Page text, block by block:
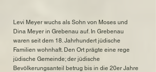
Levi Meyer wuchs als Sohn von Moses und
Dina Meyer in Grebenau auf. In Grebenau
waren seit dem 18. Jahrhundert jüdische
Familien wohnhaft. Den Ort prägte eine rege
jüdische Gemeinde; der jüdische
Bevölkerungsanteil betrug bis in die 20er Jahre